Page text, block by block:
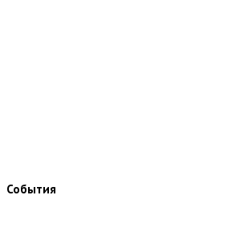
События